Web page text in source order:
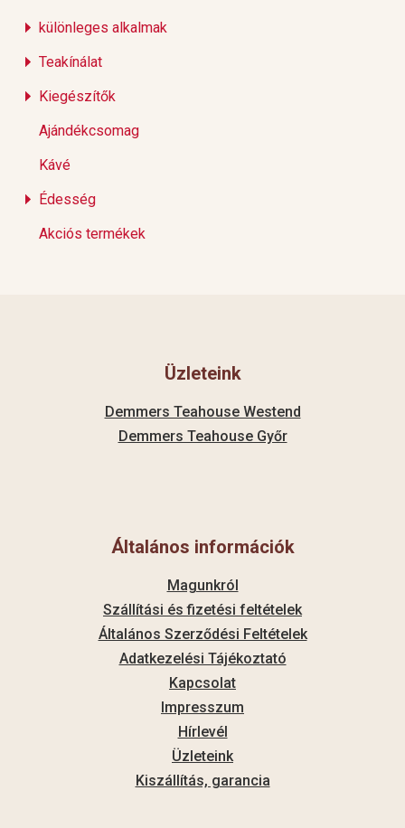
különleges alkalmak
Teakínálat
Kiegészítők
Ajándékcsomag
Kávé
Édesség
Akciós termékek
Üzleteink
Demmers Teahouse Westend
Demmers Teahouse Győr
Általános információk
Magunkról
Szállítási és fizetési feltételek
Általános Szerződési Feltételek
Adatkezelési Tájékoztató
Kapcsolat
Impresszum
Hírlevél
Üzleteink
Kiszállítás, garancia